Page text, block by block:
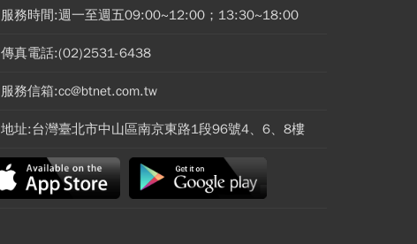
服務時間:週一至週五09:00~12:00；13:30~18:00
傳真電話:(02)2531-6438
服務信箱:cc@btnet.com.tw
地址:台灣臺北市中山區南京東路1段96號4、6、8樓